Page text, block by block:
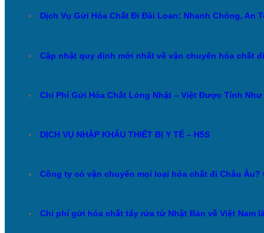
Dịch Vụ Gửi Hóa Chất Đi Đài Loan: Nhanh Chóng, An
Cập nhật quy định mới nhất về vận chuyển hóa chất
Chi Phí Gửi Hóa Chất Lỏng Nhật – Việt Được Tính Như
DỊCH VỤ NHẬP KHẨU THIẾT BỊ Y TẾ – H5S
Công ty có vận chuyển mọi loại hóa chất đi Châu Âu?
Chi phí gửi hóa chất tẩy rửa từ Nhật Bản về Việt Nam